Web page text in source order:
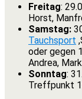
Freitag:
Horst,
Samstag:
Tauchsport
oder gegen
Andrea,
Sonntag:
Treffpunkt